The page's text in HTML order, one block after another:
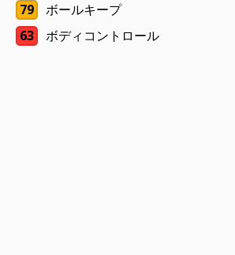
79
ボールキープ
63
ボディコントロール